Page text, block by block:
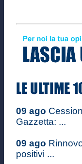
09 ago
Gazzetta: ...
09 ago
positivi ...